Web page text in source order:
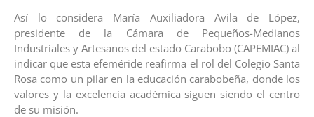
Así lo considera María Auxiliadora Avila de López,
presidente de la Cámara de Pequeños-Medianos
Industriales y Artesanos del estado Carabobo (CAPEMIAC) al
indicar que esta efeméride reafirma el rol del Colegio Santa
Rosa como un pilar en la educación carabobeña, donde los
valores y la excelencia académica siguen siendo el centro
de su misión.